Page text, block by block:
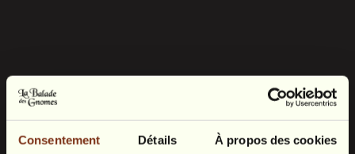
Consentement Détails À propos des cookies